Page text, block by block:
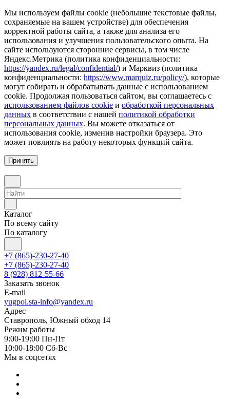
Мы используем файлы cookie (небольшие текстовые файлы,
сохраняемые на вашем устройстве) для обеспечения
корректной работы сайта, а также для анализа его
использования и улучшения пользовательского опыта. На
сайте используются сторонние сервисы, в том числе
Яндекс.Метрика (политика конфиденциальности:
https://yandex.ru/legal/confidential/) и Марквиз (политика
конфиденциальности: https://www.marquiz.ru/policy/), которые
могут собирать и обрабатывать данные с использованием
cookie. Продолжая пользоваться сайтом, вы соглашаетесь с
использованием файлов cookie и обработкой персональных
данных в соответствии с нашей политикой обработки
персональных данных. Вы можете отказаться от
использования cookie, изменив настройки браузера. Это
может повлиять на работу некоторых функций сайта.
Принять
Каталог
По всему сайту
По каталогу
+7 (865)-230-27-40
+7 (865)-230-27-40
8 (928) 812-55-66
Заказать звонок
E-mail
yugpol.sta-info@yandex.ru
Адрес
Ставрополь, Южный обход 14
Режим работы
9:00-19:00 Пн-Пт
10:00-18:00 Cб-Вс
Мы в соцсетях